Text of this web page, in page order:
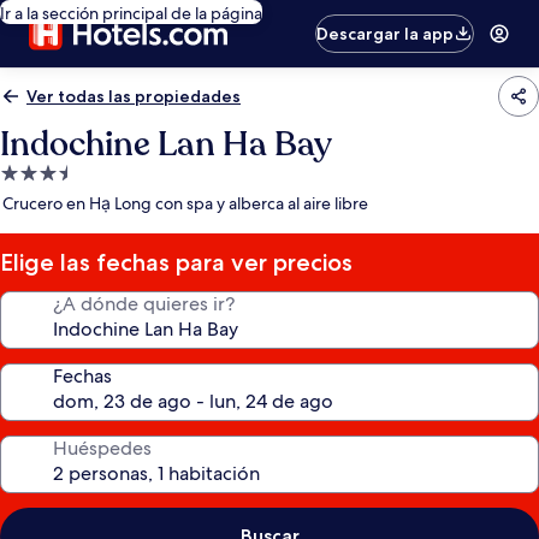
Ir a la sección principal de la página
Descargar la app
Ver todas las propiedades
Indochine Lan Ha Bay
Propiedad
de
estrellas
Crucero en Hạ Long con spa y alberca al aire libre
Elige las fechas para ver precios
¿A dónde quieres ir?
Fechas
Huéspedes